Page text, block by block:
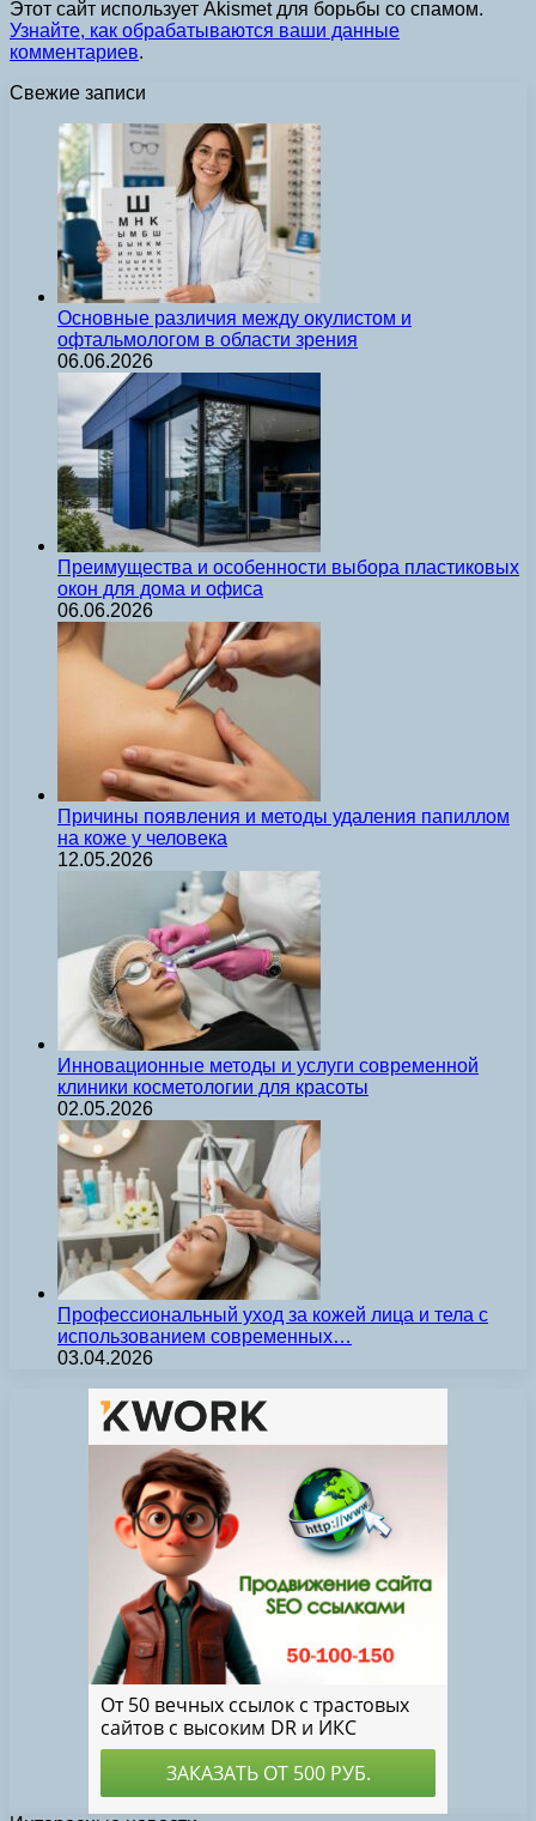
Этот сайт использует Akismet для борьбы со спамом.
Узнайте, как обрабатываются ваши данные
комментариев.
Свежие записи
Основные различия между окулистом и
офтальмологом в области зрения
06.06.2026
Преимущества и особенности выбора пластиковых
окон для дома и офиса
06.06.2026
Причины появления и методы удаления папиллом
на коже у человека
12.05.2026
Инновационные методы и услуги современной
клиники косметологии для красоты
02.05.2026
Профессиональный уход за кожей лица и тела с
использованием современных…
03.04.2026